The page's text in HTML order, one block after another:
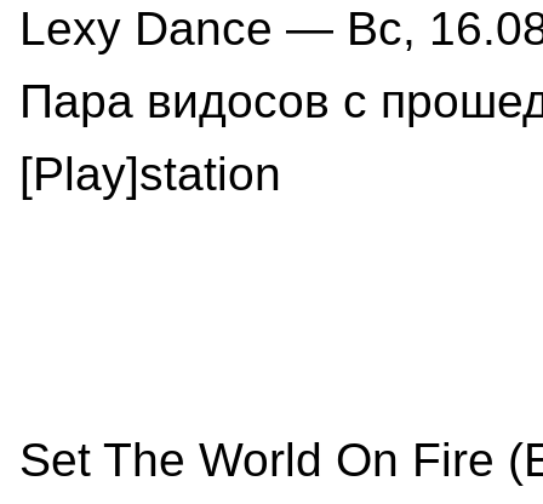
Lexy Dance — Вс,
Пара видосов с
[Play]station
Set The World On Fire